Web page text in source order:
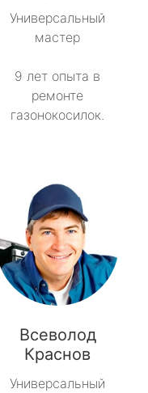
Универсальный
мастер
9 лет опыта в
ремонте
газонокосилок.
Всеволод
Краснов
Универсальный